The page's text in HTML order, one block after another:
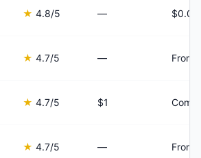
★ 4.8/5 —
★ 4.7/5 — From
★ 4.7/5 $1
★ 4.7/5 — From